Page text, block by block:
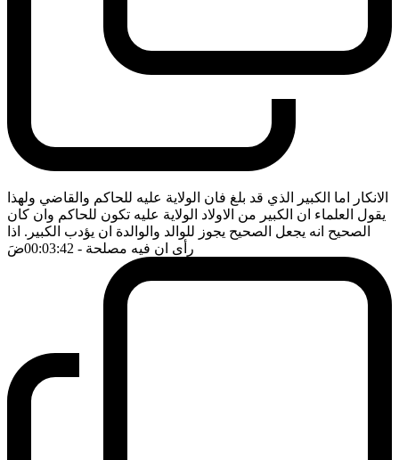
الانكار اما الكبير الذي قد بلغ فان الولاية عليه للحاكم والقاضي ولهذا
يقول العلماء ان الكبير من الاولاد الولاية عليه تكون للحاكم وان كان
الصحيح انه يجعل الصحيح يجوز للوالد والوالدة ان يؤدب الكبير. اذا
رأى ان فيه مصلحة - 00:03:42 ضَ